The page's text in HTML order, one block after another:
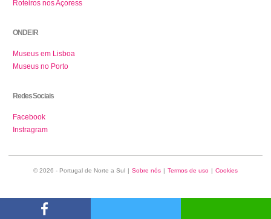
Roteiros nos Açoress
ONDE IR
Museus em Lisboa
Museus no Porto
Redes Sociais
Facebook
Instragram
© 2026 - Portugal de Norte a Sul | Sobre nós | Termos de uso | Cookies